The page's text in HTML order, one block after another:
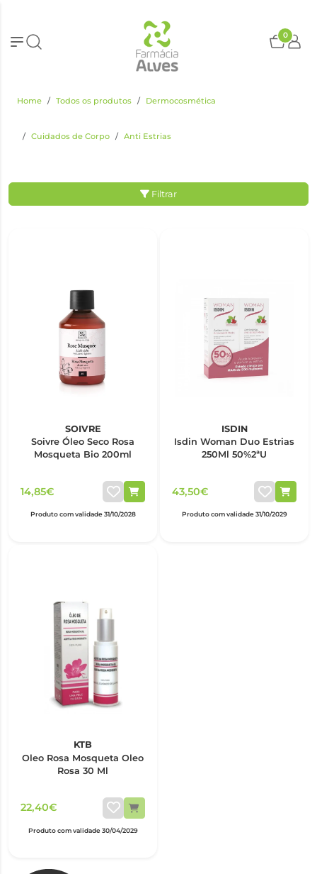
0
Home Todos os produtos Dermocosmética
Cuidados de Corpo Anti Estrias
Filtrar
SOIVRE
Soivre Óleo Seco Rosa
Mosqueta Bio 200ml
14,85€
Produto com validade 31/10/2028
ISDIN
Isdin Woman Duo Estrias
250Ml 50%2ªU
43,50€
Produto com validade 31/10/2029
KTB
Oleo Rosa Mosqueta Oleo
Rosa 30 Ml
22,40€
Produto com validade 30/04/2029